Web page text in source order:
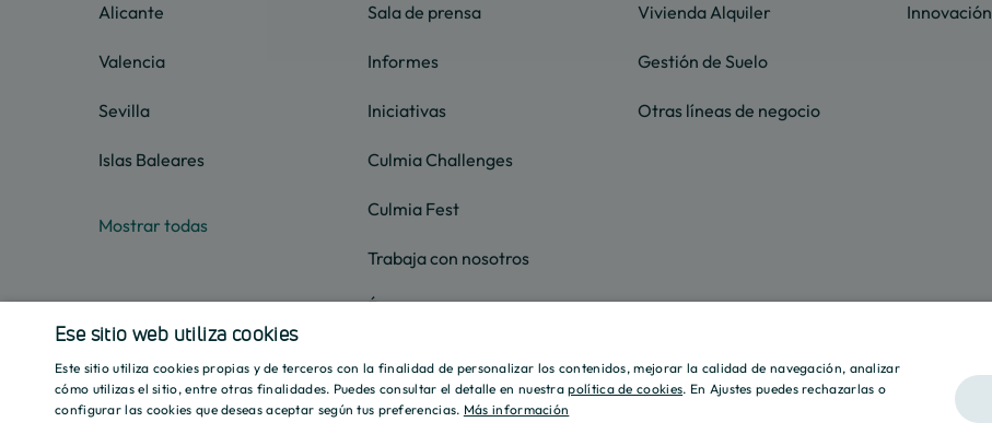
Alicante
Valencia
Sevilla
Islas Baleares
Mostrar todas
Sala de prensa
Informes
Iniciativas
Culmia Challenges
Culmia Fest
Trabaja con nosotros
Ética
Vivienda Alquiler
Gestión de Suelo
Otras líneas de negocio
Innovación
Ese sitio web utiliza cookies
Este sitio utiliza cookies propias y de terceros con la finalidad de personalizar los contenidos, mejorar la calidad de navegación, analizar
cómo utilizas el sitio, entre otras finalidades. Puedes consultar el detalle en nuestrapolítica de cookies. En Ajustes puedes rechazarlas o
configurar las cookies que deseas aceptar según tus preferencias. Más información